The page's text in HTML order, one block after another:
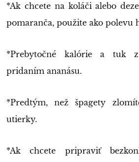
*Ak chcete na koláči alebo
pomaranča, použite ako polevu
*Prebytočné kalórie a tuk
pridaním ananásu.
*Predtým, než špagety
utierky.
*Ak chcete pripraviť